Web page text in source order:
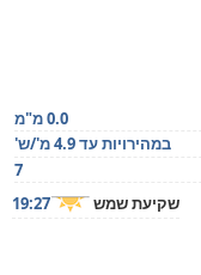
0.0 מ"מ
במהירויות עד 4.9 מ'/ש'
7
שקיעת שמש 19:27